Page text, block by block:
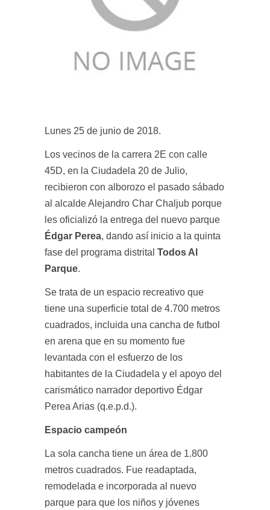
Lunes 25 de junio de 2018.
Los vecinos de la carrera 2E con calle
45D, en la Ciudadela 20 de Julio,
recibieron con alborozo el pasado sábado
al alcalde Alejandro Char Chaljub porque
les oficializó la entrega del nuevo parque
Édgar Perea, dando así inicio a la quinta
fase del programa distrital Todos Al
Parque.
Se trata de un espacio recreativo que
tiene una superficie total de 4.700 metros
cuadrados, incluida una cancha de futbol
en arena que en su momento fue
levantada con el esfuerzo de los
habitantes de la Ciudadela y el apoyo del
carismático narrador deportivo Édgar
Perea Arias (q.e.p.d.).
Espacio campeón
La sola cancha tiene un área de 1.800
metros cuadrados. Fue readaptada,
remodelada e incorporada al nuevo
parque para que los niños y jóvenes